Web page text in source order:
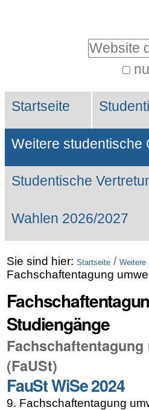
Website durchsuchen
Suche…
Sektionen
Startseite
Weitere studentische
Studentische
Wahlen 2026/2027
Sie sind hier: Startseite / Weitere
Fachschaftentagung
Studiengänge
(FaUSt)
FauSt WiSe 2024
9. Fachschaftentagung